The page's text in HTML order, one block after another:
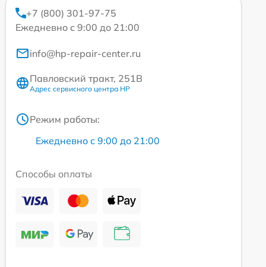
+7 (800) 301-97-75
Ежедневно с 9:00 до 21:00
info@hp-repair-center.ru
Павловский тракт, 251В
Адрес сервисного центра HP
Режим работы:
Ежедневно с 9:00 до 21:00
Способы оплаты